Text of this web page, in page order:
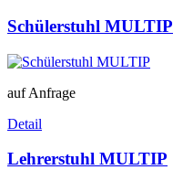
Schülerstuhl MULTIP
auf Anfrage
Detail
Lehrerstuhl MULTIP